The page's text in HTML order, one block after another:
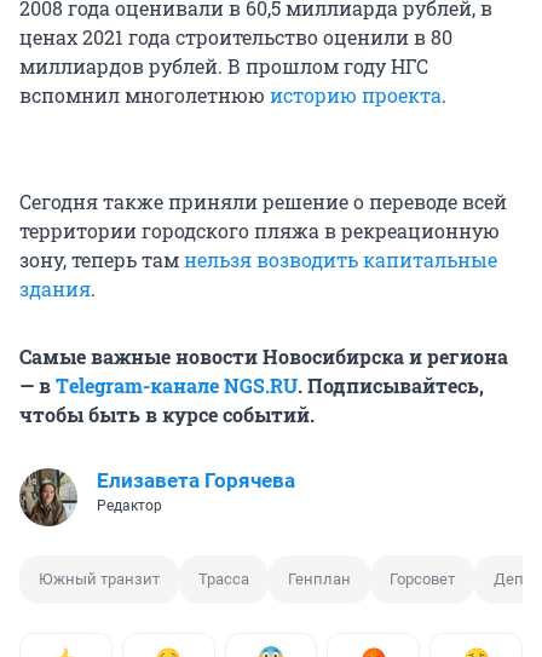
2008 года оценивали в 60,5 миллиарда рублей, в
ценах 2021 года строительство оценили в 80
миллиардов рублей. В прошлом году НГС
вспомнил многолетнюю историю проекта.
Сегодня также приняли решение о переводе всей
территории городского пляжа в рекреационную
зону, теперь тамнельзя возводить капитальные
здания.
Самые важные новости Новосибирска и региона
— вТelegram-канале NGS.RU. Подписывайтесь,
чтобы быть в курсе событий.
Елизавета Горячева
Редактор
Южный транзит Трасса Генплан Горсовет